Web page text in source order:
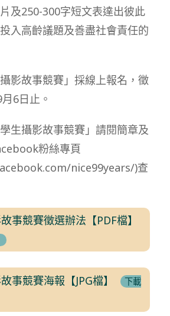
及250-300字短文表達出彼此
入高齡議題及善盡社會責任的
影故事競賽」採線上報名，徵
6日止。
生攝影故事競賽」請閱簡章及
粉絲專頁
nice99years/)查
事競賽徵選辦法【PDF檔】
事競賽海報【JPG檔】
下載